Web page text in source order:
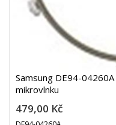
Samsung DE94-
mikrovlnku
479,00 Kč